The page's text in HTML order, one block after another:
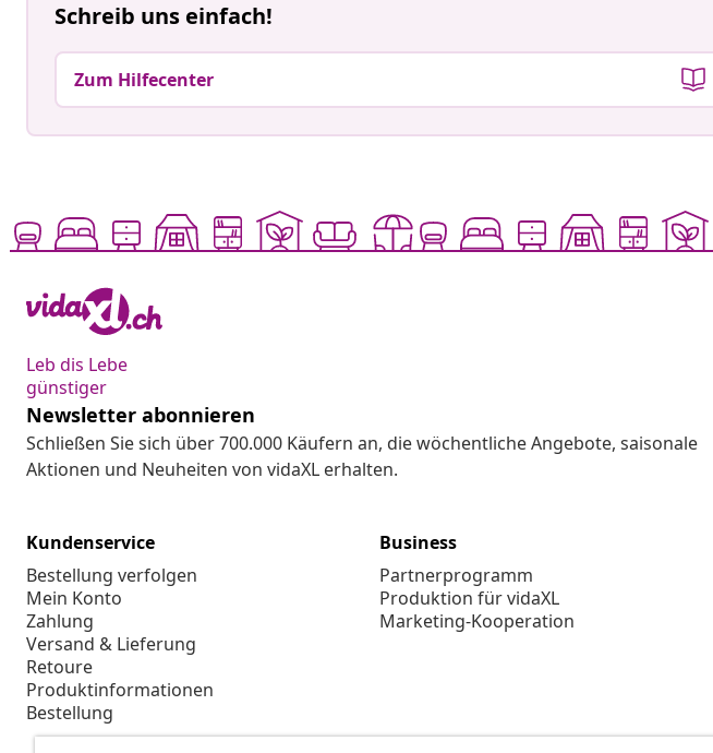
Schreib uns einfach!
Zum Hilfecenter
Leb dis Lebe
günstiger
Newsletter abonnieren
Schließen Sie sich über 700.000 Käufern an, die wöchentliche Angebote, saisonale
Aktionen und Neuheiten von vidaXL erhalten.
Kundenservice
Bestellung verfolgen
Mein Konto
Zahlung
Versand & Lieferung
Retoure
Produktinformationen
Bestellung
Business
Partnerprogramm
Produktion für vidaXL
Marketing-Kooperation